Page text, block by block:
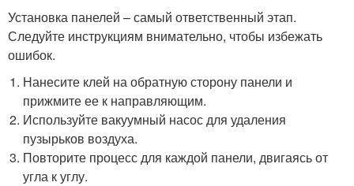
Установка панелей – самый ответственный этап.
Следуйте инструкциям внимательно, чтобы избежать
ошибок.
Нанесите клей на обратную сторону панели и
прижмите ее к направляющим.
Используйте вакуумный насос для удаления
пузырьков воздуха.
Повторите процесс для каждой панели, двигаясь от
угла к углу.